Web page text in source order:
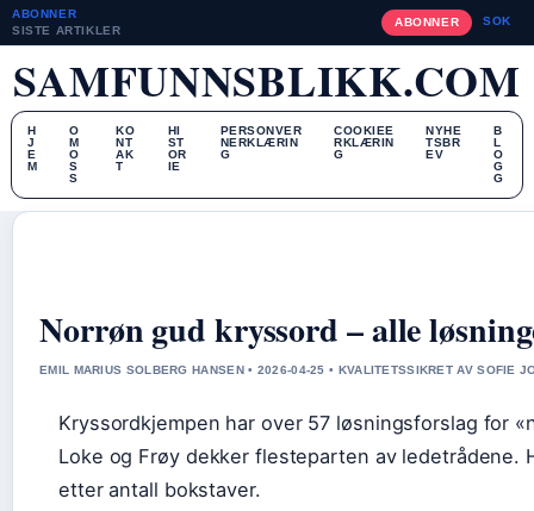
ABONNER
SISTE ARTIKLER
ABONNER SOK
SAMFUNNSBLIKK.COM
H
J
E
M
O
M
O
S
S
KO
NT
AK
T
HI
ST
OR
IE
PERSONVER
NERKLÆRIN
G
COOKIEE
RKLÆRIN
G
NYHE
TSBR
EV
B
L
O
G
G
Norrøn gud kryssord – alle
EMIL MARIUS SOLBERG HANSEN • 2026-04-25 • KVALITETSSIKRET AV SOFIE
Kryssordkjempen har over 57 løsningsforslag for
Loke og Frøy dekker flesteparten av
etter antall bokstaver.